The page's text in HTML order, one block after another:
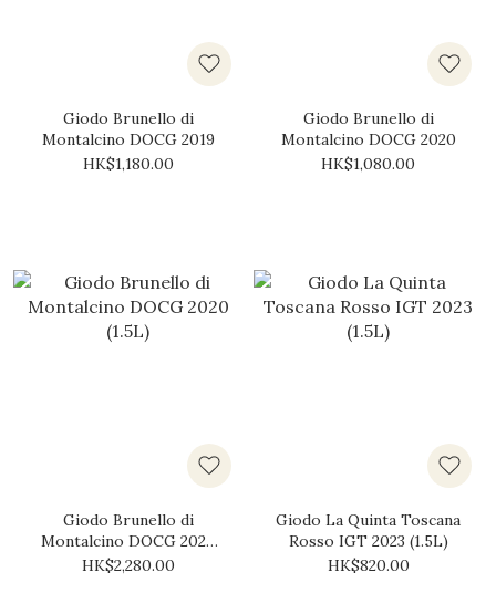
Giodo Brunello di
Montalcino DOCG 2019
HK$1,180.00
Giodo Brunello di
Montalcino DOCG 2020
HK$1,080.00
Giodo Brunello di
Montalcino DOCG 2020
(1.5L)
HK$2,280.00
Giodo La Quinta Toscana
Rosso IGT 2023 (1.5L)
HK$820.00